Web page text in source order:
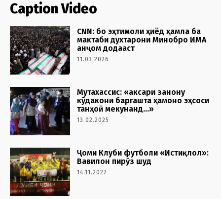
Caption Video
CNN: бо эҳтимоли ҳиёд ҳамла ба
мактаби духтарони Минобро ИМА
анҷом додааст
11.03.2026
Мутахассис: «аксари занону
кӯдакони баргашта ҳамоно эҳсоси
танҳоӣ мекунанд…»
13.02.2025
Ҷоми Клуби футболи «Истиқлол»:
Вавилон пирӯз шуд
14.11.2022